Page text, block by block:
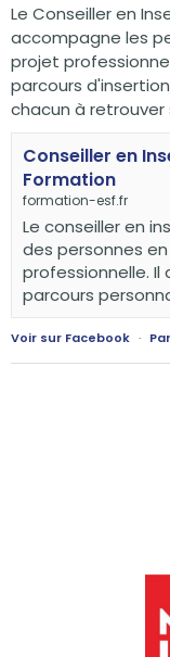
Le Conseiller en
accompagne les
projet
parcours
chacun à
Conseiller en
Formation
formation-esf.fr
Le conseiller en
des personnes
professionnelle. Il
parcours
Voir sur Facebook ·